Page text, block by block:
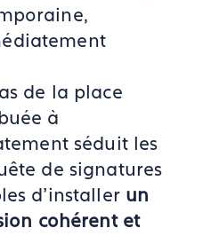
de la place
à
séduit les
de signatures
d’installer un
cohérent et